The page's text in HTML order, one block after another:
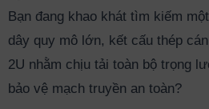
Bạn đang khao khát tìm kiếm
dây quy mô lớn, kết cấu thép
2U nhằm chịu tải toàn bộ trọng
bảo vệ mạch truyền an toàn?